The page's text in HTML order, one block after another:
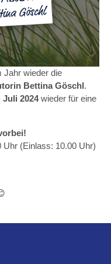
Jahr wieder die
Bettina Göschl.
Juli 2024wieder für eine
Uhr (Einlass: 10.00 Uhr)